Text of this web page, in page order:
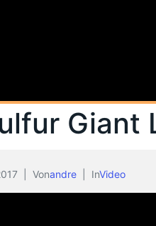
Giant
Vonandre InVideo